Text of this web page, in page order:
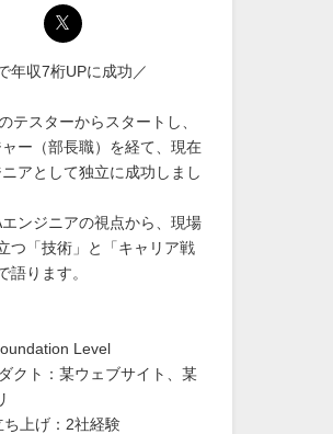
収7桁UPに成功／
テスターからスタートし、
ー（部長職）を経て、現在
アとして独立に成功しまし
ンジニアの視点から、現場
つ「技術」と「キャリア戦
語ります。
Level
クト：某ウェブサイト、某
ち上げ：2社経験